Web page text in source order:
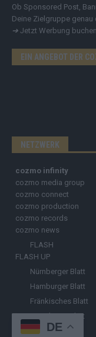
Ob Sponsored Post,
Deine Zielgruppe genau
➔ Jetzt Werbung
EIN ANGEBOT DER
NETZWERK
cozmo infinity
cozmo media group
cozmo connect
cozmo production
cozmo records
cozmo news
FLASH
FLASH UP
Nürnberger Blatt
Hamburger Blatt
Fränkisches Blatt
Münchener Blatt
Stuttgarter Blatt
DE